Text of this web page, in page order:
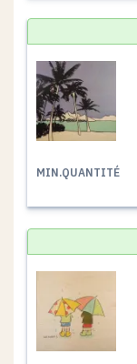
MIN.QUANTITÉ